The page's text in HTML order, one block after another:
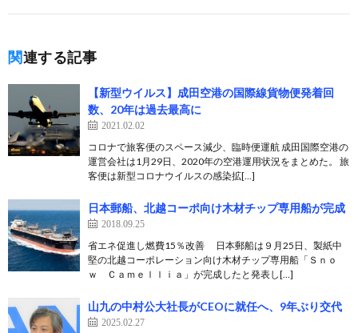
関連する記事
【新型ウイルス】成田空港の国際線貨物便発着回
数、20年は過去最高に
2021.02.02
コロナで旅客便のスペース減少、臨時便運航 成田国際空港の
運営会社は1月29日、2020年の空港運用状況をまとめた。 旅
客便は新型コロナウイルスの感染拡[…]
日本郵船、北越コーポ向け木材チップ専用船が完成
2018.09.25
省エネ促進し燃費15％改善 日本郵船は９月25日、製紙中
堅の北越コーポレーション向け木材チップ専用船「Ｓｎｏ
ｗ Ｃａｍｅｌｌｉａ」が完成したと発表し[…]
山九の中村公大社長がCEOに就任へ、9年ぶり交代
2025.02.27